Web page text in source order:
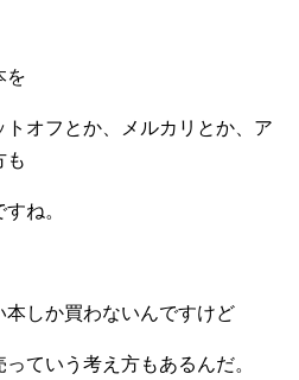
を
オフとか、メルカリとか、ア
も
ね。
しか買わないんですけど
ていう考え方もあるんだ。